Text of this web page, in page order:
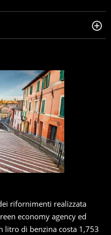
oltre dieci anni si occupa di
e videogame.
rifornimenti realizzata
economy agency ed
litro di benzina costa 1,753